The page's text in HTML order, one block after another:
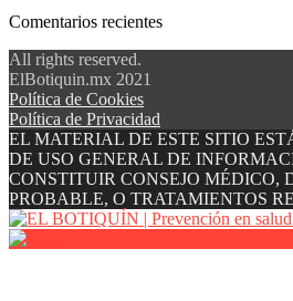
Comentarios recientes
All rights reserved.
ElBotiquin.mx 2021
Política de Cookies
Política de Privacidad
EL MATERIAL DE ESTE SITIO
DE USO GENERAL DE
CONSTITUIR CONSEJO MÉDICO,
PROBABLE, O TRATAMIENTOS